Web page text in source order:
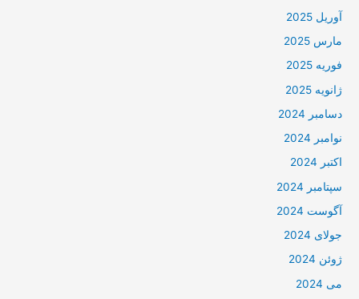
آوریل 2025
مارس 2025
فوریه 2025
ژانویه 2025
دسامبر 2024
نوامبر 2024
اکتبر 2024
سپتامبر 2024
آگوست 2024
جولای 2024
ژوئن 2024
می 2024